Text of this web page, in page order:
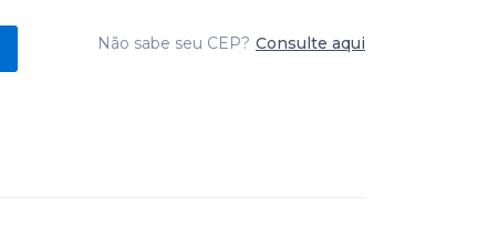
Não sabe seu CEP? Consulte aqui